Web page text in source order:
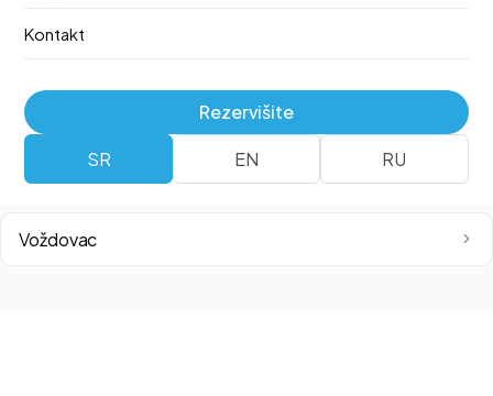
Kontakt
Rezervišite
SR EN RU
Savski Venac
Airport City
Surčin
Voždovac